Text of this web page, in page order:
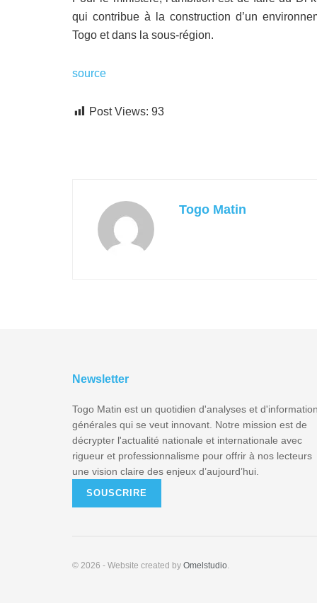
qui contribue à la construction d’un
Togo et dans la sous-région.
source
Post Views: 93
Togo Matin
Newsletter
Togo Matin est un quotidien d'analyses et
générales qui se veut innovant. Notre mission est de
décrypter l'actualité nationale et internationale avec
rigueur et professionnalisme pour offrir à nos lecteurs
une vision claire des enjeux d’aujourd’hui.
SOUSCRIRE
© 2026 - Website created by Omelstudio